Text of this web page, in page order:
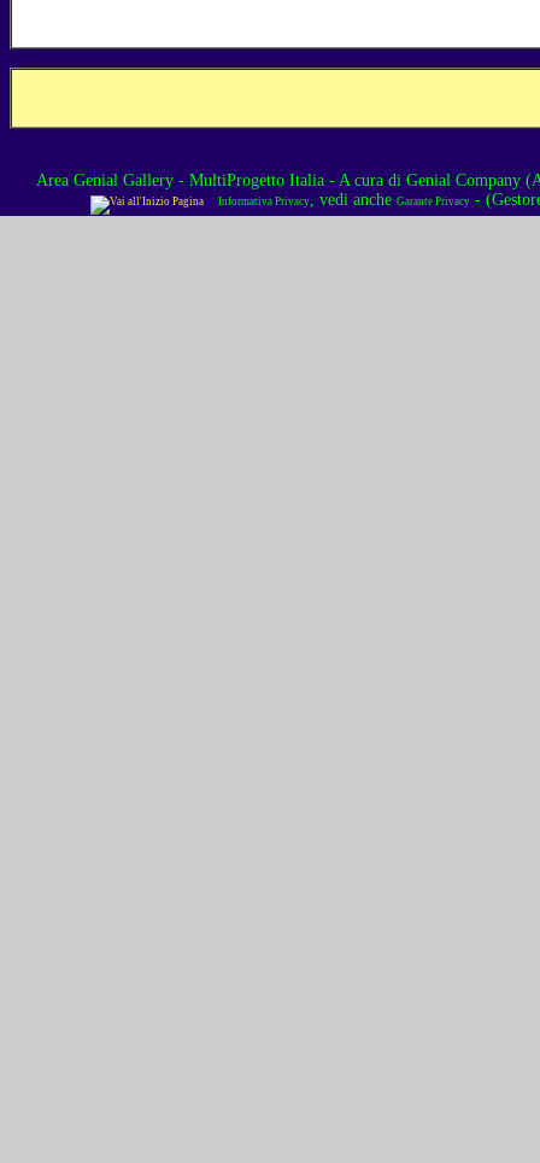
Area Genial Gallery - MultiProgetto Italia- A cura di Genial Company
Informativa Privacy, vedi anche Garante Privacy -